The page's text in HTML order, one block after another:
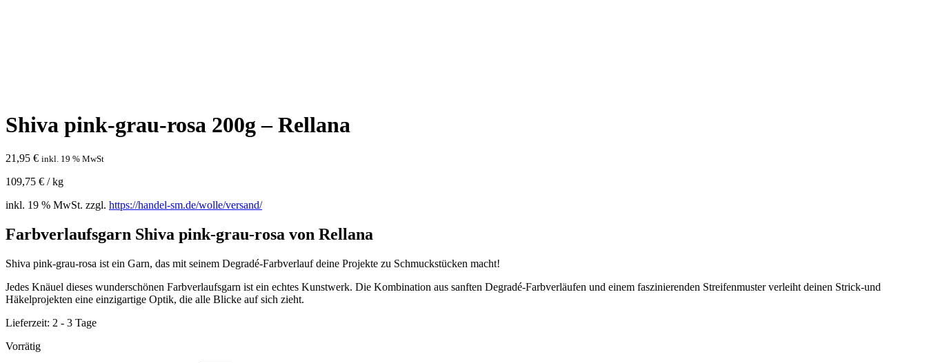
Shiva pink-grau-rosa 200g – Rellana
21,95 € inkl. 19 % MwSt
109,75 € /kg
inkl. 19 % MwSt. zzgl. https://handel-sm.de/wolle/versand/
Farbverlaufsgarn Shiva pink-grau-rosa von Rellana
Shiva pink-grau-rosa ist ein Garn, das mit seinem Degradé-Farbverlauf deine Projekte zu Schmuckstücken macht!
Jedes Knäuel dieses wunderschönen Farbverlaufsgarn ist ein echtes Kunstwerk. Die Kombination aus sanften Degradé-Farbverläufen und einem faszinierenden Streifenmuster verleiht deinen Strick-und
Häkelprojekten eine einzigartige Optik, die alle Blicke auf sich zieht.
Lieferzeit: 2 - 3 Tage
Vorrätig